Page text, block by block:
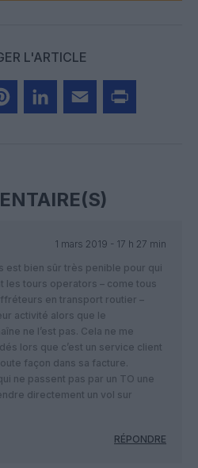
L'ARTICLE
1 mars 2019 - 17 h 27 min
est bien sûr très penible pour qui
les tours operators – come tous
en transport routier –
activité alors que le
ne l’est pas. Cela ne me
lors que c’est un service client
façon dans sa facture.
ne passent pas par un TO une
directement un vol sur
RÉPONDRE